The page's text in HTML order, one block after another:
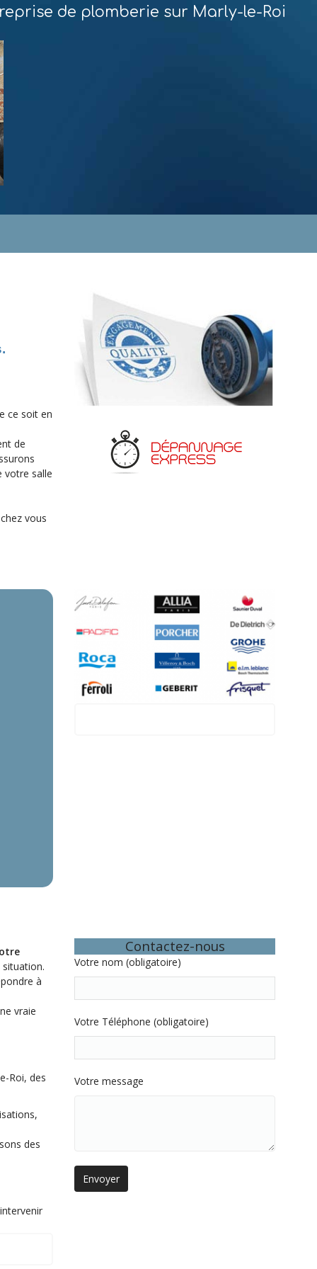
de plomberie sur Marly-le-Roi
ce soit en
de
votre salle
vous
à
vraie
Roi, des
des
Contactez-nous
Votre nom (obligatoire)
Votre Téléphone (obligatoire)
Votre message